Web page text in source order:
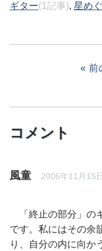
ギター(1記事), 星め
前
コメント
風童 2006年11月15
「終止の部分」の
です。私にはその余
り、自分の内に向か